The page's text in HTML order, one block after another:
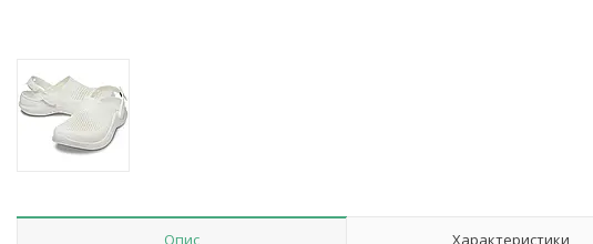
Опис Характеристики